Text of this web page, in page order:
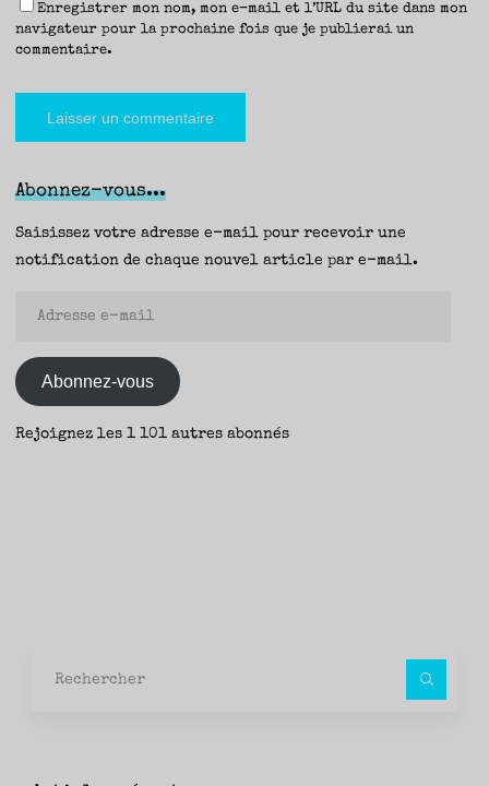
Enregistrer mon nom, mon e-mail et l’URL du site dans mon
navigateur pour la prochaine fois que je publierai un
commentaire.
Abonnez-vous...
Saisissez votre adresse e-mail pour recevoir une
notification de chaque nouvel article par e-mail.
mail
Abonnez-vous
Rejoignez les 1 101 autres abonnés